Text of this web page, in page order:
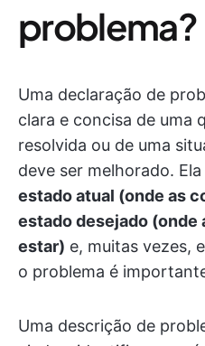
problema?
Uma declaração de
clara e concisa de uma
resolvida ou de uma
deve ser melhorado. Ela
estado atual (onde as
estado desejado (onde
estar) e, muitas vezes,
o problema é
Uma descrição de